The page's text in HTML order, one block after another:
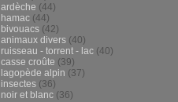
ardèche (44)
hamac (44)
bivouacs (42)
animaux divers (40)
ruisseau - torrent - lac (40)
casse croûte (39)
lagopède alpin (37)
insectes (36)
noir et blanc (36)